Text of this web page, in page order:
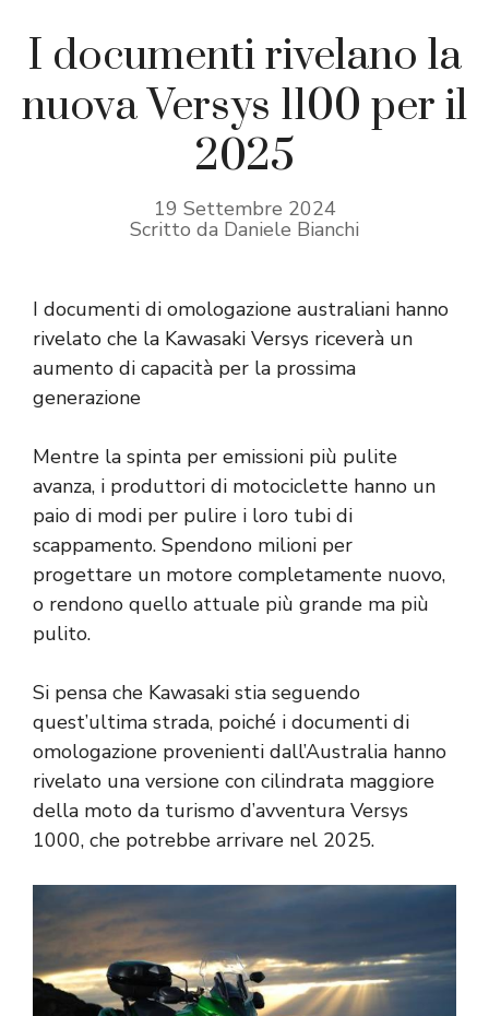
I documenti rivelano la
nuova Versys 1100 per il
2025
19 Settembre 2024
Scritto da Daniele Bianchi
I documenti di omologazione australiani hanno
rivelato che la Kawasaki Versys riceverà un
aumento di capacità per la prossima
generazione
Mentre la spinta per emissioni più pulite
avanza, i produttori di motociclette hanno un
paio di modi per pulire i loro tubi di
scappamento. Spendono milioni per
progettare un motore completamente nuovo,
o rendono quello attuale più grande ma più
pulito.
Si pensa che Kawasaki stia seguendo
quest’ultima strada, poiché i documenti di
omologazione provenienti dall’Australia hanno
rivelato una versione con cilindrata maggiore
della moto da turismo d’avventura Versys
1000, che potrebbe arrivare nel 2025.